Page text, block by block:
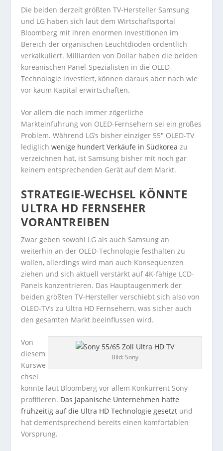
Die beiden derzeit größten TV-Hersteller Samsung
und LG haben sich laut dem Wirtschaftsportal
Bloomberg mit ihren enormen Investitionen im
Bereich der organischen Leuchtdioden ordentlich
verkalkuliert. Milliarden von Dollar haben die beiden
koreanischen Panel-Spezialisten in die OLED-
Technologie investiert, können daraus aber nach wie
vor kaum Kapital erwirtschaften.
Vor allem die noch immer zögerliche
Markteinführung von OLED-Fernsehern sei ein großes
Problem. Während LG’s bisher einziger 55″ OLED-TV
lediglichwenige hundert Verkäufe in Südkorea zu
verzeichnen hat, ist Samsung bisher mit noch gar
keinem entsprechenden Gerät auf dem Markt.
STRATEGIE-WECHSEL KÖNNTE
ULTRA HD FERNSEHER
VORANTREIBEN
Zwar geben sowohl LG als auch Samsung an
weiterhin an der OLED-Technologie festhalten zu
wollen, allerdings wird man auch Konsequenzen
ziehen und sich aktuell verstärkt auf 4K-fähige LCD-
Panels konzentrieren. Das Hauptaugenmerk der
beiden größten TV-Hersteller verschiebt sich also von
OLED-TV’s zu Ultra HD Fernsehern, was sicher auch
den gesamten Markt beeinflussen wird.
Bild: Sony
Von
diesem
Kurswe
chsel
könnte laut Bloomberg vor allem Konkurrent Sony
profitieren. Das Japanische Unternehmen hatte
frühzeitig auf die Ultra HD Technologie gesetzt und
hat dementsprechend bereits einen komfortablen
Vorsprung.